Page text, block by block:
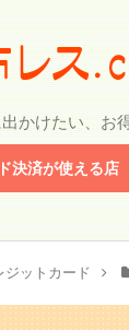
かけたい、お
決済が使える店
ジットカード